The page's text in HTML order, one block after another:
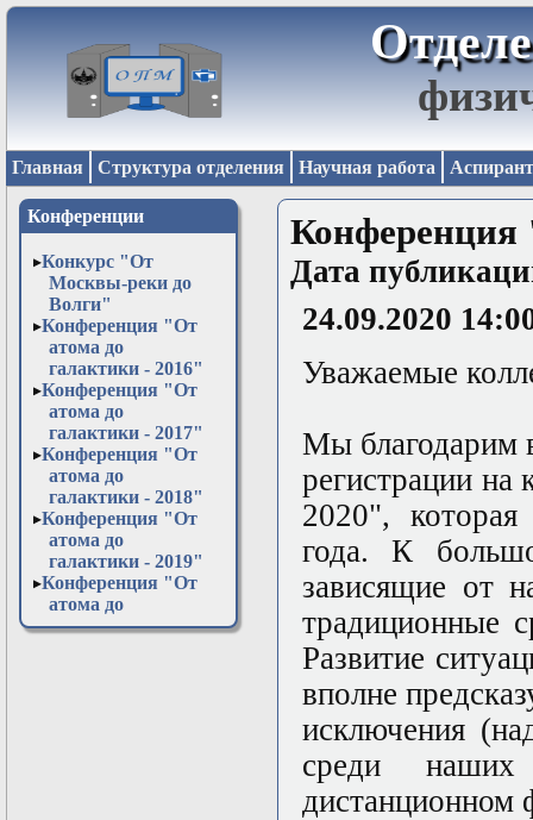
Главная Структура отделения Научная работа
Конференции
Конкурс "От
Москвы-реки до
Волги"
Конференция "От
атома до
галактики - 2016"
Конференция "От
атома до
галактики - 2017"
Конференция "От
атома до
галактики - 2018"
Конференция "От
атома до
галактики - 2019"
Конференция "От
атома до
галактики - 2020"
Конференция
Дата
24.09.2020
Уважаемые
Мы благодарим
регистрации на
2020",
года. К
зависящие от
традиционные
Развитие
вполне
исключения
среди
дистанционном